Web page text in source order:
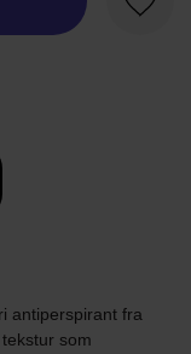
antiperspirant fra
som